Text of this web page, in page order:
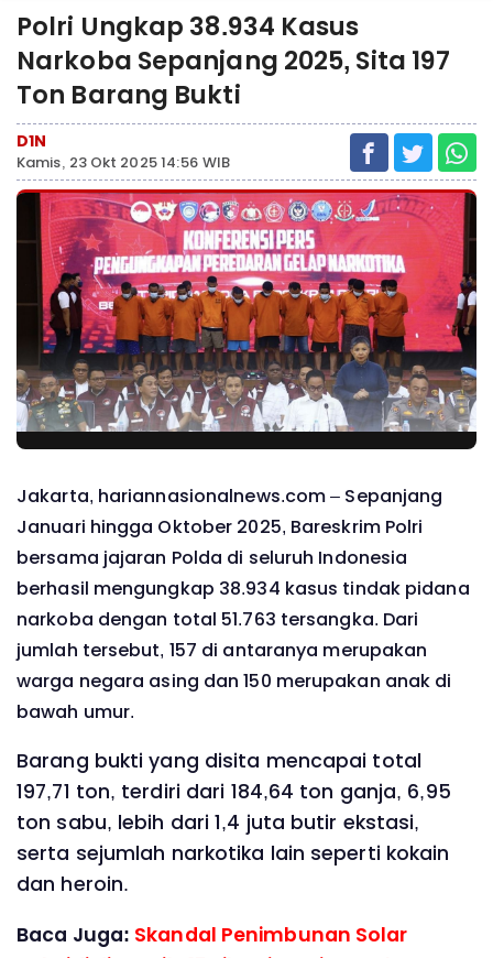
Polri Ungkap 38.934 Kasus
Narkoba Sepanjang 2025, Sita 197
Ton Barang Bukti
D1N
Kamis, 23 Okt 2025 14:56 WIB
Jakarta, hariannasionalnews.com – Sepanjang
Januari hingga Oktober 2025, Bareskrim Polri
bersama jajaran Polda di seluruh Indonesia
berhasil mengungkap 38.934 kasus tindak pidana
narkoba dengan total 51.763 tersangka. Dari
jumlah tersebut, 157 di antaranya merupakan
warga negara asing dan 150 merupakan anak di
bawah umur.
Barang bukti yang disita mencapai total
197,71 ton, terdiri dari 184,64 ton ganja, 6,95
ton sabu, lebih dari 1,4 juta butir ekstasi,
serta sejumlah narkotika lain seperti kokain
dan heroin.
Baca Juga: Skandal Penimbunan Solar